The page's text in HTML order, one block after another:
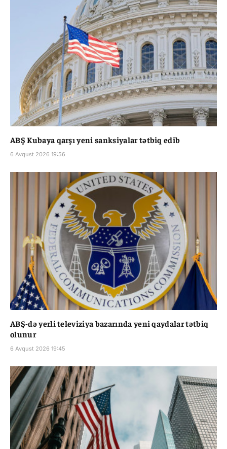
ABŞ Kubaya qarşı yeni sanksiyalar tətbiq edib
6 Avqust 2026 19:56
ABŞ-də yerli televiziya bazarında yeni qaydalar tətbiq
olunur
6 Avqust 2026 19:45